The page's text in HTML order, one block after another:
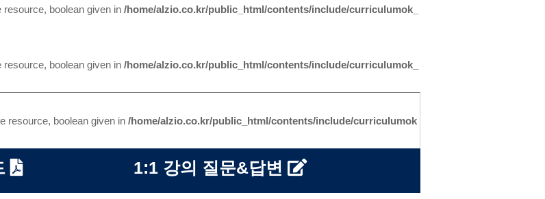
boolean given in /home/alzio.co.kr/public_html/contents/include/curriculumok_
boolean given in /home/alzio.co.kr/public_html/contents/include/curriculumok_
resource, boolean given in /home/alzio.co.kr/public_html/contents/include/curriculumok
1:1 강의 질문&답변